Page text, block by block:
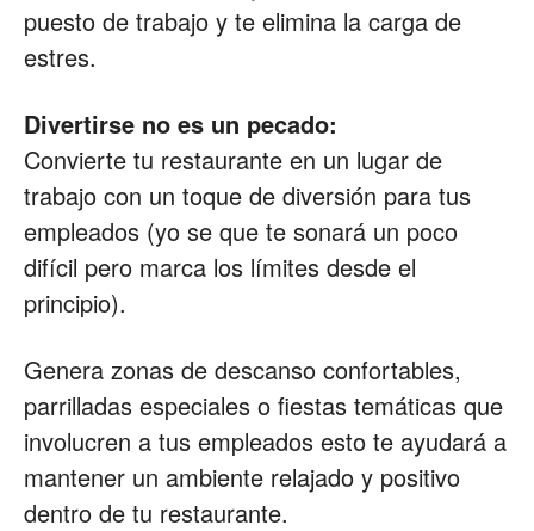
puesto de trabajo y te elimina la carga de
estres.
Divertirse no es un pecado:
Convierte tu restaurante en un lugar de
trabajo con un toque de diversión para tus
empleados (yo se que te sonará un poco
difícil pero marca los límites desde el
principio).
Genera zonas de descanso confortables,
parrilladas especiales o fiestas temáticas que
involucren a tus empleados esto te ayudará a
mantener un ambiente relajado y positivo
dentro de tu restaurante.